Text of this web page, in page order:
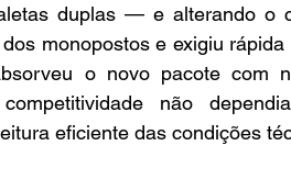
duplas — e alterando o
monopostos e exigiu
o novo pacote com
não
eficiente das condições